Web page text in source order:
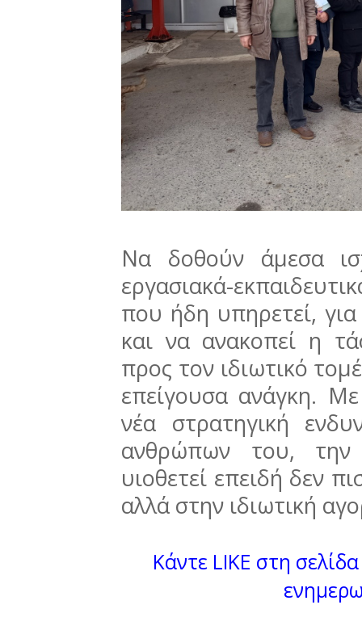
Να δοθούν άμεσα
εργασιακά-
που ήδη υπηρετεί,
και να ανακοπεί η
προς τον ιδιωτικό
επείγουσα ανάγκη.
νέα στρατηγική
ανθρώπων του,
υιοθετεί επειδή δεν
αλλά στην ιδιωτική
Κάντε LIKE στη